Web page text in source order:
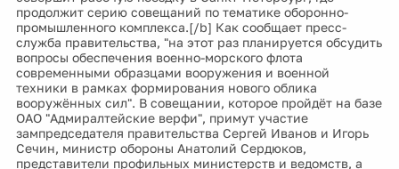
продолжит серию совещаний по тематике оборонно-
промышленного комплекса.[/b] Как сообщает пресс-
служба правительства, "на этот раз планируется обсудить
вопросы обеспечения военно-морского флота
современными образцами вооружения и военной
техники в рамках формирования нового облика
вооружённых сил". В совещании, которое пройдёт на базе
ОАО "Адмиралтейские верфи", примут участие
зампредседателя правительства Сергей Иванов и Игорь
Сечин, министр обороны Анатолий Сердюков,
представители профильных министерств и ведомств, а